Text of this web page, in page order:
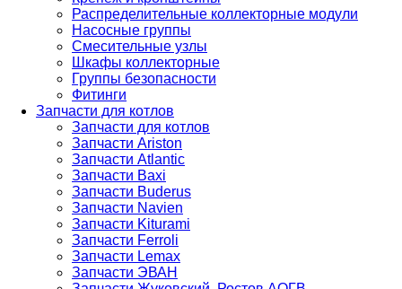
Распределительные коллекторные модули
Насосные группы
Смесительные узлы
Шкафы коллекторные
Группы безопасности
Фитинги
Запчасти для котлов
Запчасти для котлов
Запчасти Ariston
Запчасти Atlantic
Запчасти Baxi
Запчасти Buderus
Запчасти Navien
Запчасти Kiturami
Запчасти Ferroli
Запчасти Lemax
Запчасти ЭВАН